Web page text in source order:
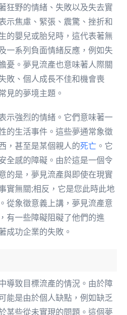
狂野的情緒、失敗以及失去實
示焦慮、緊張、震驚、挫折和
的嬰兒或胎兒時，這代表著無
一系列負面情緒反應，例如失
憂。夢見流產也意味著人際關
敗、個人成長不佳和機會喪
見的夢境主題。
示強烈的情緒。它們意味著一
的生活事件。這些夢通常象徵
，甚至是某個親人的死亡 。它
全感的障礙。由於這是一個令
的是，夢見流產與即使在現實
實無關;相反，它是您此時此地
從象徵意義上講，夢見流產意
有一些障礙阻礙了他們的進
成功企業的失敗。
導致目標流產的情況。由於障
能是由於個人缺點，例如缺乏
某些從未實現的問題。這個夢